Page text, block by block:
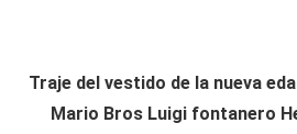
Traje del vestido de la nueva
Mario Bros Luigi fontanero